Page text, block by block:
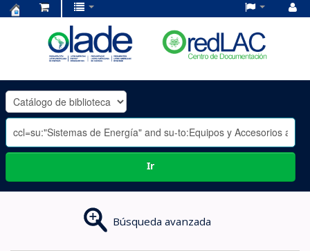
OLADE
-
Ir
Búsqueda avanzada